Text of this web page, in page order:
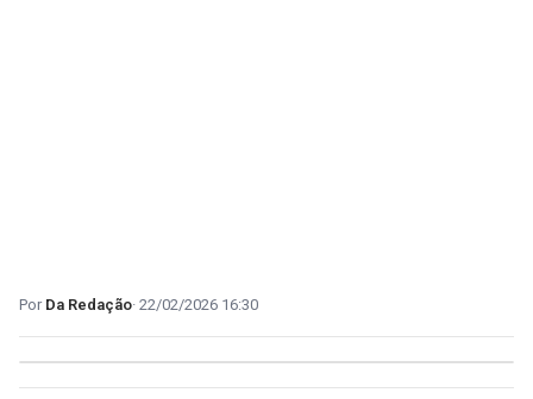
Da Redação 22/02/2026 16:30